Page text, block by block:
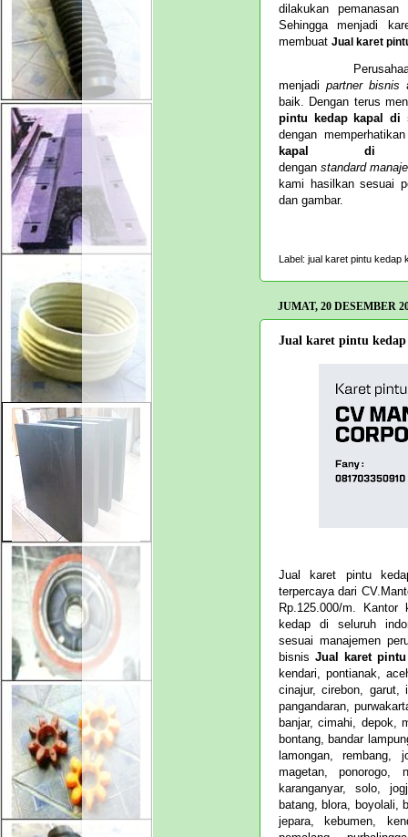
dilakukan pemanasan
Sehingga menjadi
membuat Jual karet
Perusahaan
menjadi partner bisnis
baik. Dengan terus
pintu kedap kapal di
dengan
kapal di
dengan standard
kami hasilkan sesuai
dan gambar.
Label: jual karet pintu kedap
JUMAT, 20 DESEMBER
Jual karet pintu
Jual karet pintu
terpercaya dari
Rp.125.000/m.
kedap di seluruh
sesuai manajemen
bisnis Jual karet
kendari, pontianak,
cinajur, cirebon, garut,
pangandaran,
banjar, cimahi, depok,
bontang, bandar
lamongan, rembang,
magetan, ponorogo,
karanganyar, solo,
batang, blora, boyolali,
jepara, kebumen,